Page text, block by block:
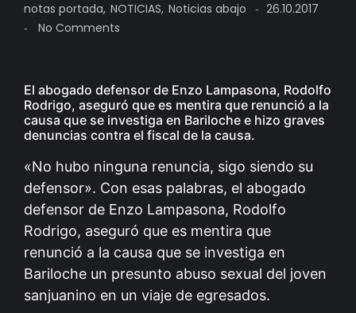
notas portada, NOTICIAS, Noticias abajo - 26.10.2017
- No Comments
El abogado defensor de Enzo Lampasona, Rodolfo
Rodrigo, aseguró que es mentira que renunció a la
causa que se investiga en Bariloche e hizo graves
denuncias contra el fiscal de la causa.
«No hubo ninguna renuncia, sigo siendo su
defensor». Con esas palabras, el abogado
defensor de Enzo Lampasona, Rodolfo
Rodrigo, aseguró que es mentira que
renunció a la causa que se investiga en
Bariloche un presunto abuso sexual del joven
sanjuanino en un viaje de egresados.